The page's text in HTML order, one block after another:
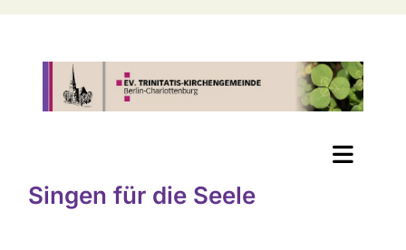
Singen für die Seele